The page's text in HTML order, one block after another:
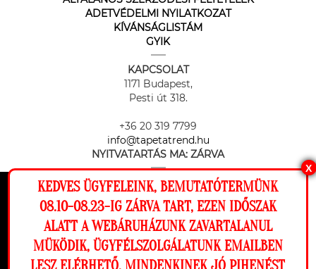
Ez a weboldal cookie-kat használ, hogy a
lehető legjobb élményt nyújtsa honlapunkon.
Beállítások
ADETVÉDELMI NYILATKOZAT
KÍVÁNSÁGLISTÁM
GYIK
KAPCSOLAT
1171 Budapest,
Pesti út 318.
+36 20 319 7799
info@tapetatrend.hu
NYITVATARTÁS MA: ZÁRVA
Az online fizetést a Barion Payment Zrt. biztosítja, MNB engedély
száma: H-EN-I-1064/2013
X
KEDVES ÜGYFELEINK, BEMUTATÓTERMÜNK
08.10-08.23-IG ZÁRVA TART, EZEN IDŐSZAK
ALATT A WEBÁRUHÁZUNK ZAVARTALANUL
MÜKÖDIK, ÜGYFÉLSZOLGÁLATUNK EMAILBEN